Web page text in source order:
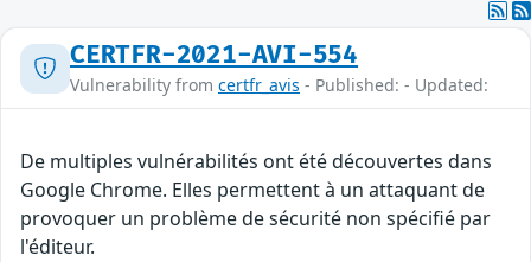
CERTFR-2021-AVI-554
Vulnerability from certfr_avis - Published: - Updated:
De multiples vulnérabilités ont été découvertes dans
Google Chrome. Elles permettent à un attaquant de
provoquer un problème de sécurité non spécifié par
l'éditeur.